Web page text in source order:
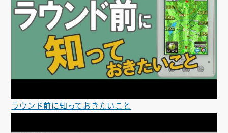
ラウンド前に知っておきたいこと